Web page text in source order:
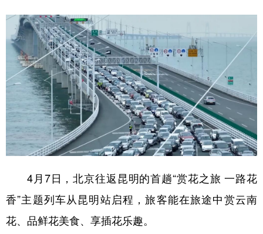
4月7日，北京往返昆明的首趟“赏花之旅 一路花
香”主题列车从昆明站启程，旅客能在旅途中赏云南
花、品鲜花美食、享插花乐趣。